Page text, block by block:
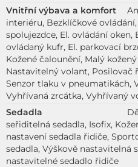
Vnitřní výbava a komfort
interiéru, Bezklíčkové
spolujezdce, El. ovládání oken,
ovládaný kufr, El. parkovací
Kožené čalounění, Malý
Nastavitelný volant, Posilovač
Senzor tlaku v pneumatikách,
Vyhřívaná zrcátka, Vyhřívaný
Sedadla
seřiditelná sedadla, Isofix,
nastavení sedadla řidiče,
sedadla, Výškově nastavitelná
nastavitelné sedadlo řidiče